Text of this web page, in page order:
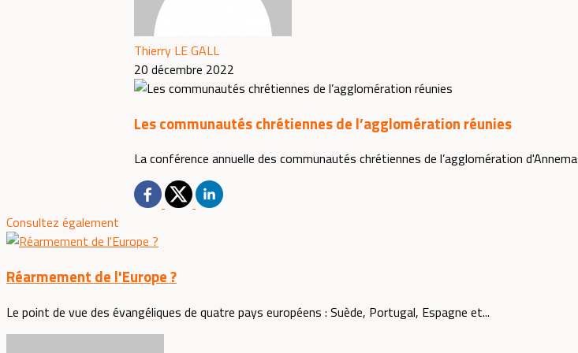
Thierry LE GALL
20 décembre 2022
Les communautés chrétiennes de l’agglomération réunies
La conférence annuelle des communautés chrétiennes de l’agglomération
Consultez également
Réarmement de l'Europe ?
Le point de vue des évangéliques de quatre pays européens : Suède, Portugal, Espagne et...